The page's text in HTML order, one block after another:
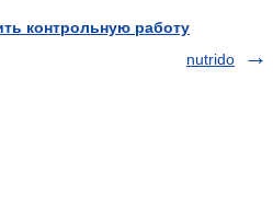
контрольную работу
nutrido